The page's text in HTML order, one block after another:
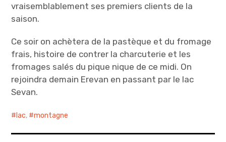
vraisemblablement ses premiers clients de la
saison.
Ce soir on achètera de la pastèque et du fromage
frais, histoire de contrer la charcuterie et les
fromages salés du pique nique de ce midi. On
rejoindra demain Erevan en passant par le lac
Sevan.
lac, montagne